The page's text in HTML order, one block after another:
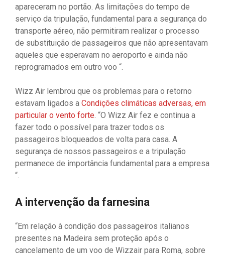
apareceram no portão. As limitações do tempo de
serviço da tripulação, fundamental para a segurança do
transporte aéreo, não permitiram realizar o processo
de substituição de passageiros que não apresentavam
aqueles que esperavam no aeroporto e ainda não
reprogramados em outro voo “.
Wizz Air lembrou que os problemas para o retorno
estavam ligados a Condições climáticas adversas, em
particular o vento forte . “O Wizz Air fez e continua a
fazer todo o possível para trazer todos os
passageiros bloqueados de volta para casa. A
segurança de nossos passageiros e a tripulação
permanece de importância fundamental para a empresa
“.
A intervenção da farnesina
“Em relação à condição dos passageiros italianos
presentes na Madeira sem proteção após o
cancelamento de um voo de Wizzair para Roma, sobre